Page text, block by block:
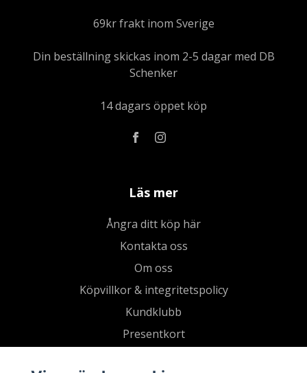
69kr frakt inom Sverige
Din beställning skickas inom 2-5 dagar med DB
Schenker
14 dagars öppet köp
Läs mer
Ångra ditt köp här
Kontakta oss
Om oss
Köpvillkor & integritetspolicy
Kundklubb
Presentkort